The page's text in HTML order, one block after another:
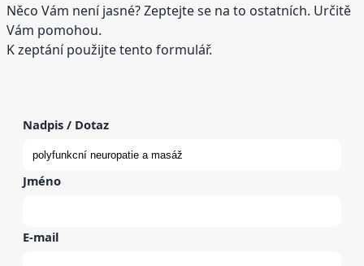
Něco Vám není jasné? Zeptejte se na to ostatních. Určitě
Vám pomohou.
K zeptání použijte tento formulář.
Nadpis / Dotaz
Jméno
E-mail